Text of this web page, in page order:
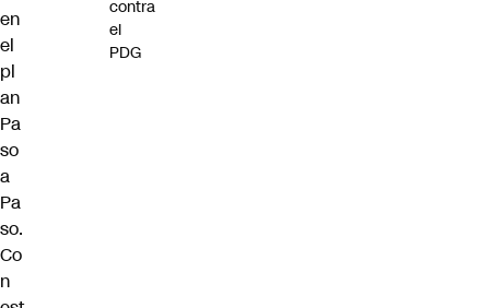
en
el
pl
an
Pa
so
a
Pa
so.
Co
n
contra
el
PDG